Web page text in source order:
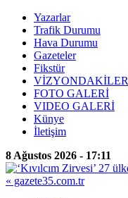
Yazarlar
Trafik Durumu
Hava Durumu
Gazeteler
Fikstür
VİZYONDAKİLER
FOTO GALERİ
VIDEO GALERİ
Künye
İletişim
8 Ağustos 2026 - 17:11